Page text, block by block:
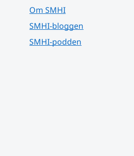
Om SMHI
SMHI-bloggen
SMHI-podden